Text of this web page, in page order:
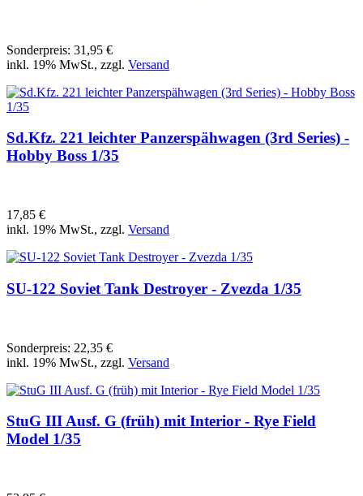
Sonderpreis: 31,95 €
inkl. 19% MwSt., zzgl. Versand
Sd.Kfz. 221 leichter Panzerspähwagen (3rd Series) -
Hobby Boss 1/35
17,85 €
inkl. 19% MwSt., zzgl. Versand
SU-122 Soviet Tank Destroyer - Zvezda 1/35
Sonderpreis: 22,35 €
inkl. 19% MwSt., zzgl. Versand
StuG III Ausf. G (früh) mit Interior - Rye Field
Model 1/35